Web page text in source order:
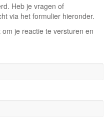
Heb je vragen of
via het formulier hieronder.
je reactie te versturen en